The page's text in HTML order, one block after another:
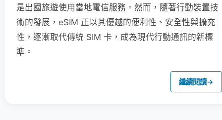
是出國旅遊使用當地電信服務。然而，隨著行動裝置技
術的發展，eSIM 正以其優越的便利性、安全性與擴充
性，逐漸取代傳統 SIM 卡，成為現代行動通訊的新標
準。
繼續閱讀→